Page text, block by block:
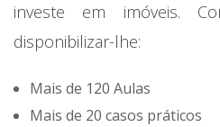
investe em imóveis.
disponibilizar-lhe:
Mais de 120 Aulas
Mais de 20 casos práticos